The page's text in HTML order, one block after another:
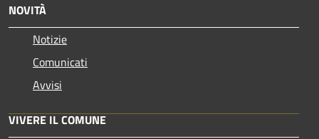
NOVITÀ
Notizie
Comunicati
Avvisi
VIVERE IL COMUNE